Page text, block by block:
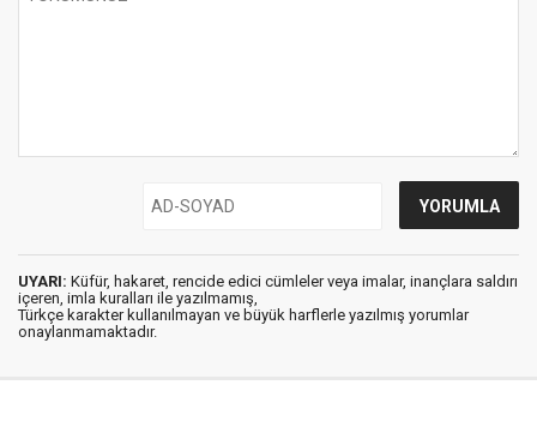
UYARI: Küfür, hakaret, rencide edici cümleler veya imalar, inançlara saldırı
içeren, imla kuralları ile yazılmamış,
Türkçe karakter kullanılmayan ve büyük harflerle yazılmış yorumlar
onaylanmamaktadır.